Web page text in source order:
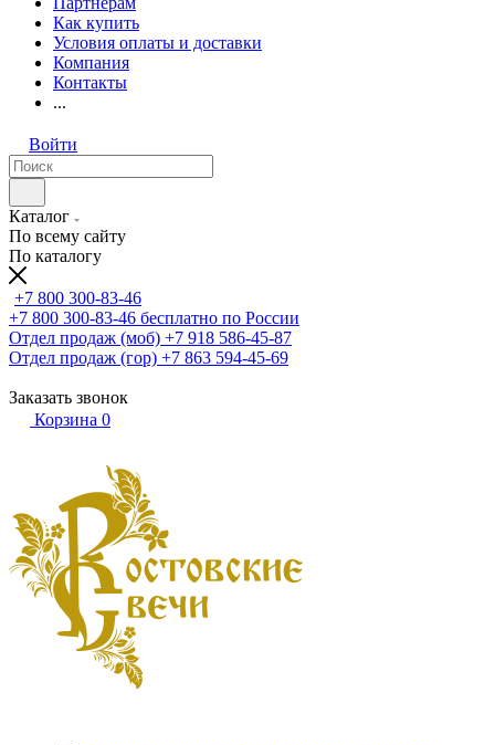
Как купить
Условия оплаты и доставки
Компания
Контакты
...
Войти
Каталог
По всему сайту
По каталогу
+7 800 300-83-46
+7 800 300-83-46 бесплатно по России
Отдел продаж (моб) +7 918 586-45-87
Отдел продаж (гор) +7 863 594-45-69
Заказать звонок
Корзина 0